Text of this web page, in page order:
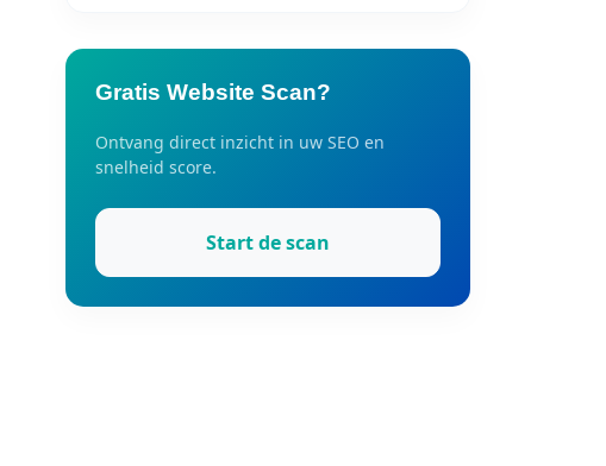
Gratis Website Scan?
Ontvang direct inzicht in uw SEO en
snelheid score.
Start de scan